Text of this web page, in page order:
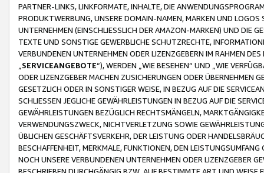
PARTNER-LINKS, LINKFORMATE, INHALTE, DIE
PRODUKTWERBUNG, UNSERE DOMAIN-NAMEN, MARKEN UND
UNTERNEHMEN (EINSCHLIESSLICH DER AMAZON-MARKEN) UND DIE
TEXTE UND SONSTIGE GEWERBLICHE SCHUTZRECHTE,
VERBUNDENEN UNTERNEHMEN ODER LIZENZGEBERN IM RAHMEN
SERVICEANGEBOTE“), WERDEN „WIE BESEHEN“ UND „WIE
ODER LIZENZGEBER MACHEN ZUSICHERUNGEN ODER ÜBERNEHMEN
GESETZLICH ODER IN SONSTIGER WEISE, IN BEZUG AUF DIE
SCHLIESSEN JEGLICHE GEWÄHRLEISTUNGEN IN BEZUG AUF DIE
GEWÄHRLEISTUNGEN BEZÜGLICH RECHTSMÄNGELN,
VERWENDUNGSZWECK, NICHTVERLETZUNG SOWIE
ÜBLICHEN GESCHÄFTSVERKEHR, DER LEISTUNG ODER
BESCHAFFENHEIT, MERKMALE, FUNKTIONEN, DEN
NOCH UNSERE VERBUNDENEN UNTERNEHMEN ODER LIZENZGEBER